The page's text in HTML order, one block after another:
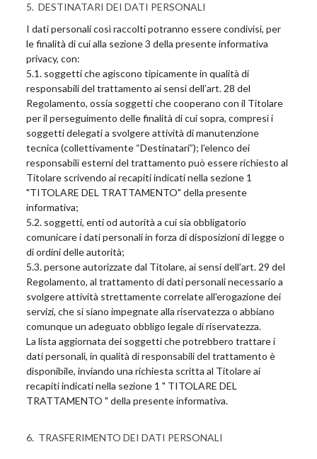
5. DESTINATARI DEI DATI PERSONALI
I dati personali così raccolti potranno essere condivisi, per
le finalità di cui alla sezione 3 della presente informativa
privacy, con:
5.1. soggetti che agiscono tipicamente in qualità di
responsabili del trattamento ai sensi dell’art. 28 del
Regolamento, ossia soggetti che cooperano con il Titolare
per il perseguimento delle finalità di cui sopra, compresi i
soggetti delegati a svolgere attività di manutenzione
tecnica (collettivamente “Destinatari”); l’elenco dei
responsabili esterni del trattamento può essere richiesto al
Titolare scrivendo ai recapiti indicati nella sezione 1
"TITOLARE DEL TRATTAMENTO" della presente
informativa;
5.2. soggetti, enti od autorità a cui sia obbligatorio
comunicare i dati personali in forza di disposizioni di legge o
di ordini delle autorità;
5.3. persone autorizzate dal Titolare, ai sensi dell’art. 29 del
Regolamento, al trattamento di dati personali necessario a
svolgere attività strettamente correlate all'erogazione dei
servizi, che si siano impegnate alla riservatezza o abbiano
comunque un adeguato obbligo legale di riservatezza.
La lista aggiornata dei soggetti che potrebbero trattare i
dati personali, in qualità di responsabili del trattamento è
disponibile, inviando una richiesta scritta al Titolare ai
recapiti indicati nella sezione 1 " TITOLARE DEL
TRATTAMENTO " della presente informativa.
6. TRASFERIMENTO DEI DATI PERSONALI